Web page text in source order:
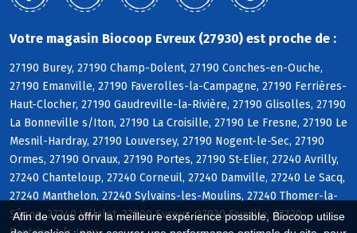
Afin de vous offrir la meilleure expérience possible, Biocoop utilise
Votre magasin Biocoop Evreux (27930) est proche de :
27190 Burey, 27190 Champ-Dolent, 27190 Conches-en-Ouche,
27190 Emanville, 27190 Faverolles-la-Campagne, 27190 Ferrières-
Haut-Clocher, 27190 Gaudreville-la-Rivière, 27190 Glisolles, 27190
La Bonneville s/Iton, 27190 La Croisille, 27190 Le Fresne, 27190 Le
Mesnil-Hardray, 27190 Louversey, 27190 Nogent-le-Sec, 27190
Ormes, 27190 Orvaux, 27190 Portes, 27190 St-Elier, 27240 Avrilly,
27240 Chanteloup, 27240 Corneuil, 27240 Damville, 27240 Le Sacq,
27240 Manthelon, 27240 Sylvains-les-Moulins, 27240 Thomer-la-
Sôgne, 27240 Villalet, 27000 Evreux, 27930 Fauville, 27120